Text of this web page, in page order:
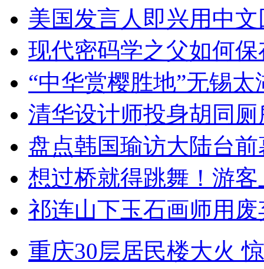
美国发言人即兴用中
现代密码学之父如何
“中华赏樱胜地”无锡
清华设计师投身胡同
盘点韩国瑜访大陆台
想过桥就得跳舞！游客
祁连山下玉石画师用
重庆30层居民楼大火